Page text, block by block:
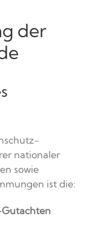
der
nationaler
sowie
ist die: